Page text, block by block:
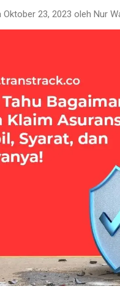
Oktober 23, 2023 oleh Nur